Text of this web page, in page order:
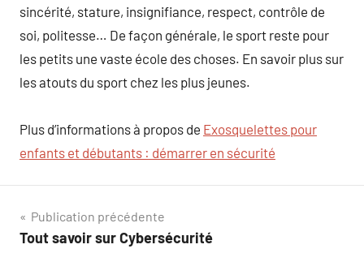
sincérité, stature, insignifiance, respect, contrôle de
soi, politesse… De façon générale, le sport reste pour
les petits une vaste école des choses. En savoir plus sur
les atouts du sport chez les plus jeunes.
Plus d’informations à propos de Exosquelettes pour
enfants et débutants : démarrer en sécurité
Navigation
de
Publication précédente
Tout savoir sur Cybersécurité